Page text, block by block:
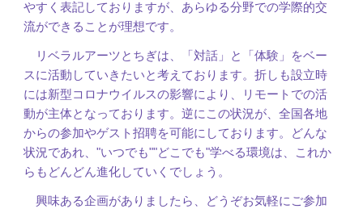
やすく表記しておりますが、あらゆる分野での学際的交
流ができることが理想です。
リベラルアーツとちぎは、「対話」と「体験」をベー
スに活動していきたいと考えております。折しも設立時
には新型コロナウイルスの影響により、リモートでの活
動が主体となっております。逆にこの状況が、全国各地
からの参加やゲスト招聘を可能にしております。どんな
状況であれ、"いつでも""どこでも"学べる環境は、これか
らもどんどん進化していくでしょう。
興味ある企画がありましたら、どうぞお気軽にご参加